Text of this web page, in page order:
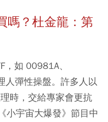
嗎？杜金龍：第
如 00981A、
人彈性操盤。許多人以
時，交給專家會更抗
小宇宙大爆發》節目中